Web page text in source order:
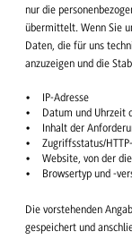
nur die
übermittelt. Wenn Sie
Daten, die für uns
anzuzeigen und die
IP-Adresse
Datum und Uhrzeit
Inhalt der
Zugriffsstatus/
Website, von der
Browsertyp und -
Die vorstehenden
gespeichert und